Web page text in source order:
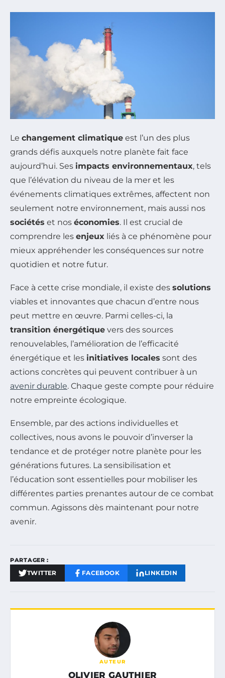
Le changement climatique est l’un des plus
grands défis auxquels notre planète fait face
aujourd’hui. Ses impacts environnementaux, tels
que l’élévation du niveau de la mer et les
événements climatiques extrêmes, affectent non
seulement notre environnement, mais aussi nos
sociétés et nos économies. Il est crucial de
comprendre les enjeux liés à ce phénomène pour
mieux appréhender les conséquences sur notre
quotidien et notre futur.
Face à cette crise mondiale, il existe des solutions
viables et innovantes que chacun d’entre nous
peut mettre en œuvre. Parmi celles-ci, la
transition énergétique vers des sources
renouvelables, l’amélioration de l’efficacité
énergétique et les initiatives locales sont des
actions concrètes qui peuvent contribuer à un
avenir durable. Chaque geste compte pour réduire
notre empreinte écologique.
Ensemble, par des actions individuelles et
collectives, nous avons le pouvoir d’inverser la
tendance et de protéger notre planète pour les
générations futures. La sensibilisation et
l’éducation sont essentielles pour mobiliser les
différentes parties prenantes autour de ce combat
commun. Agissons dès maintenant pour notre
avenir.
PARTAGER :
TWITTER FACEBOOK LINKEDIN
AUTEUR
OLIVIER GAUTHIER